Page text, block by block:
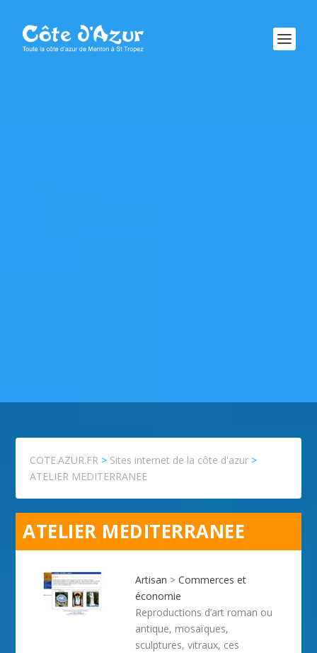
COTE.AZUR.FR > Sites internet de la côte d'azur >
ATELIER MEDITERRANEE
ATELIER MEDITERRANEE
Artisan >Commerces et
économie
Reproductions d’art roman ou
antique, mosaïques,
sculptures, vitraux, ces